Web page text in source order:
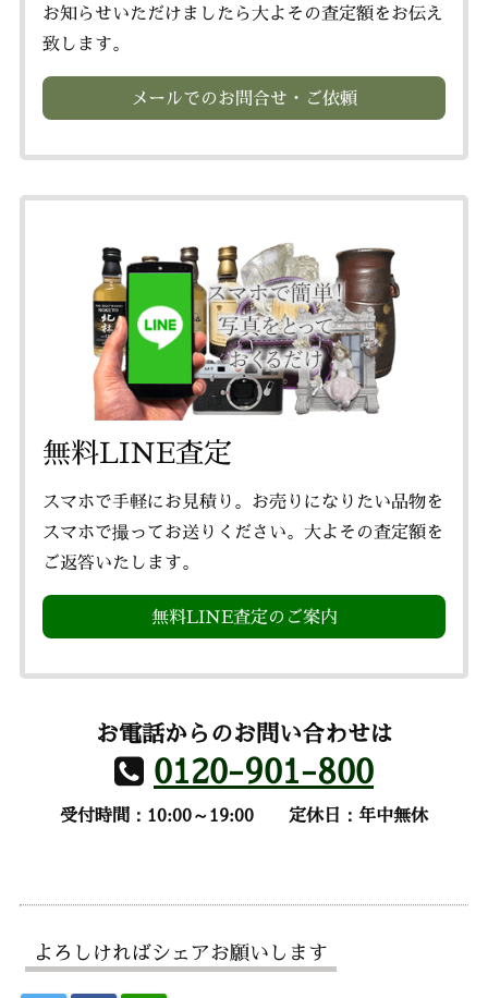
お知らせいただけましたら大よその査定額をお伝え
致します。
メールでのお問合せ・ご依頼
無料LINE査定
スマホで手軽にお見積り。お売りになりたい品物を
スマホで撮ってお送りください。大よその査定額を
ご返答いたします。
無料LINE査定のご案内
お電話からのお問い合わせは
0120-901-800
受付時間：10:00～19:00 定休日：年中無休
よろしければシェアお願いします